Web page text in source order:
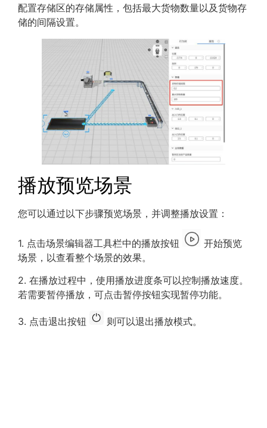
配置存储区的存储属性，包括最大货物数量以及货物存
储的间隔设置。
播放预览场景
您可以通过以下步骤预览场景，并调整播放设置：
1. 点击场景编辑器工具栏中的播放按钮
开始预览
场景，以查看整个场景的效果。
2. 在播放过程中，使用播放进度条可以控制播放速度。
若需要暂停播放，可点击暂停按钮实现暂停功能。
3. 点击退出按钮 则可以退出播放模式。